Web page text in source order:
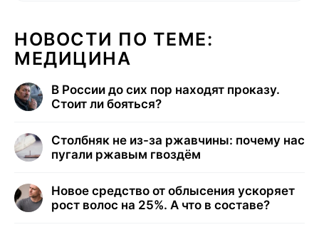
НОВОСТИ ПО ТЕМЕ:
МЕДИЦИНА
В России до сих пор находят проказу.
Стоит ли бояться?
Столбняк не из-за ржавчины: почему нас
пугали ржавым гвоздём
Новое средство от облысения ускоряет
рост волос на 25%. А что в составе?